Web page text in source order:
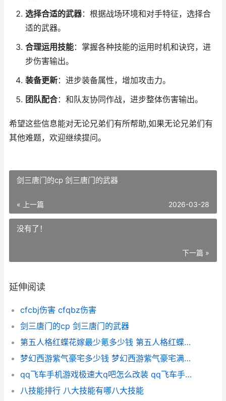
选择合适的武器：根据战场环境和对手特征，选择合
适的武器。
合理运用技能：掌握各种技能的运用时机和诀窍，进
步伤害输出。
装备更新：进步装备属性，增加攻击力。
团队配合：和队友协同作战，进步整体伤害输出。
希望这些信息能对无论兄弟们有所帮助,如果无论兄弟们有
其他难题，欢迎继续提问。
剑三唐门的cp 剑三唐门的武器
« 上一篇 2026-03-28
没有了！
下一篇 »
延伸阅读
cfcbj伤害 cfqbz伤害
剑三唐门的cp 剑三唐门的武器
第五人格红蝶花嫁最少氪多少钱 第五人格红蝶花嫁
梦幻西游紫气豪宅多少钱 梦幻西游紫气豪宅满卧室
qq飞车手机游戏极速大q吧怎么改装 qq飞车手游app
八技能排行 八大技能有哪八大技能